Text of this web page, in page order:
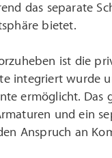
das separate
bietet.
ist die
integriert wurde
ermöglicht. Das
und ein
Anspruch an